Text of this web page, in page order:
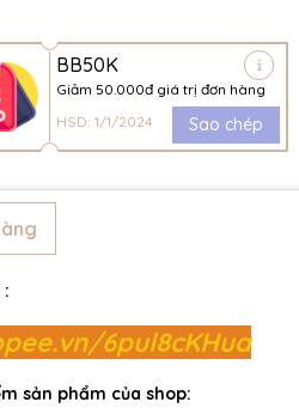
BB50K
Giảm 50.000đ giá trị đơn hàng
HSD: 1/1/2024
Sao chép
:
6pul8cKHua
sản phẩm của shop: